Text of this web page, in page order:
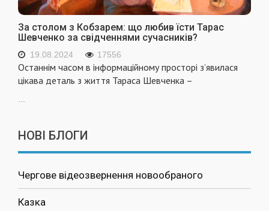
За столом з Кобзарем: що любив їсти Тарас
Шевченко за свідченнями сучасників?
19.08.2024 17556
Останнім часом в інформаційному просторі з’явилася
цікава деталь з життя Тараса Шевченка –
...
НОВІ БЛОГИ
Чергове відеозвернення новообраного
Казка